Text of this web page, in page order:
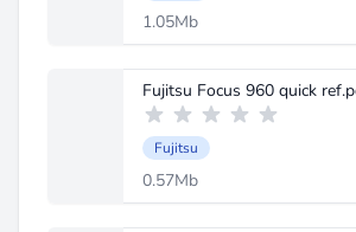
1.05Mb
Fujitsu Focus 960 quick
Fujitsu
0.57Mb